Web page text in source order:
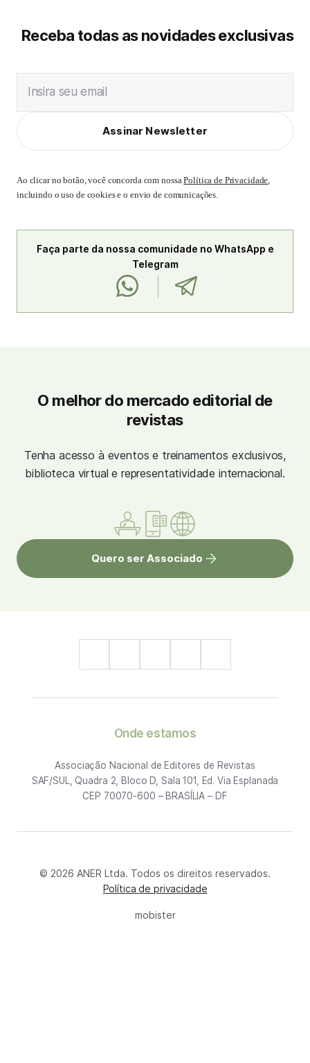
Receba todas as novidades exclusivas
Insira seu email
Assinar Newsletter
Ao clicar no botão, você concorda com nossaPolítica de Privacidade,
incluindo o uso de cookies e o envio de comunicações.
Faça parte da nossa comunidade no WhatsApp e
Telegram
O melhor do mercado editorial de
revistas
Tenha acesso à eventos e treinamentos exclusivos,
biblioteca virtual e representatividade internacional.
Quero ser Associado
Onde estamos
Associação Nacional de Editores de Revistas
SAF/SUL, Quadra 2, Bloco D, Sala 101, Ed. Via Esplanada
CEP 70070-600 – BRASÍLIA – DF
© 2026 ANER Ltda. Todos os direitos reservados.
Política de privacidade
mobister